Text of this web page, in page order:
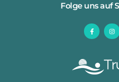
Folge uns auf